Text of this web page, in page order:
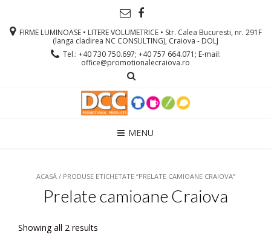
FIRME LUMINOASE • LITERE VOLUMETRICE • Str. Calea Bucuresti, nr. 291F
(langa cladirea NC CONSULTING), Craiova - DOLJ
Tel.: +40 730 750.697; +40 757 664.071; E-mail:
office@promotionalecraiova.ro
MENU
ACASĂ/ PRODUSE ETICHETATE “PRELATE CAMIOANE CRAIOVA”
Prelate camioane Craiova
Showing all 2 results